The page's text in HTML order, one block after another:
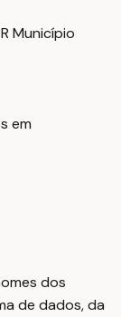
Município
em
dos
de dados, da